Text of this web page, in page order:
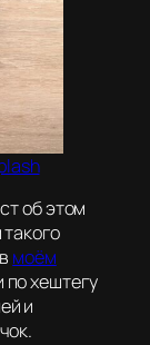
об этом
моём
хештегу
и